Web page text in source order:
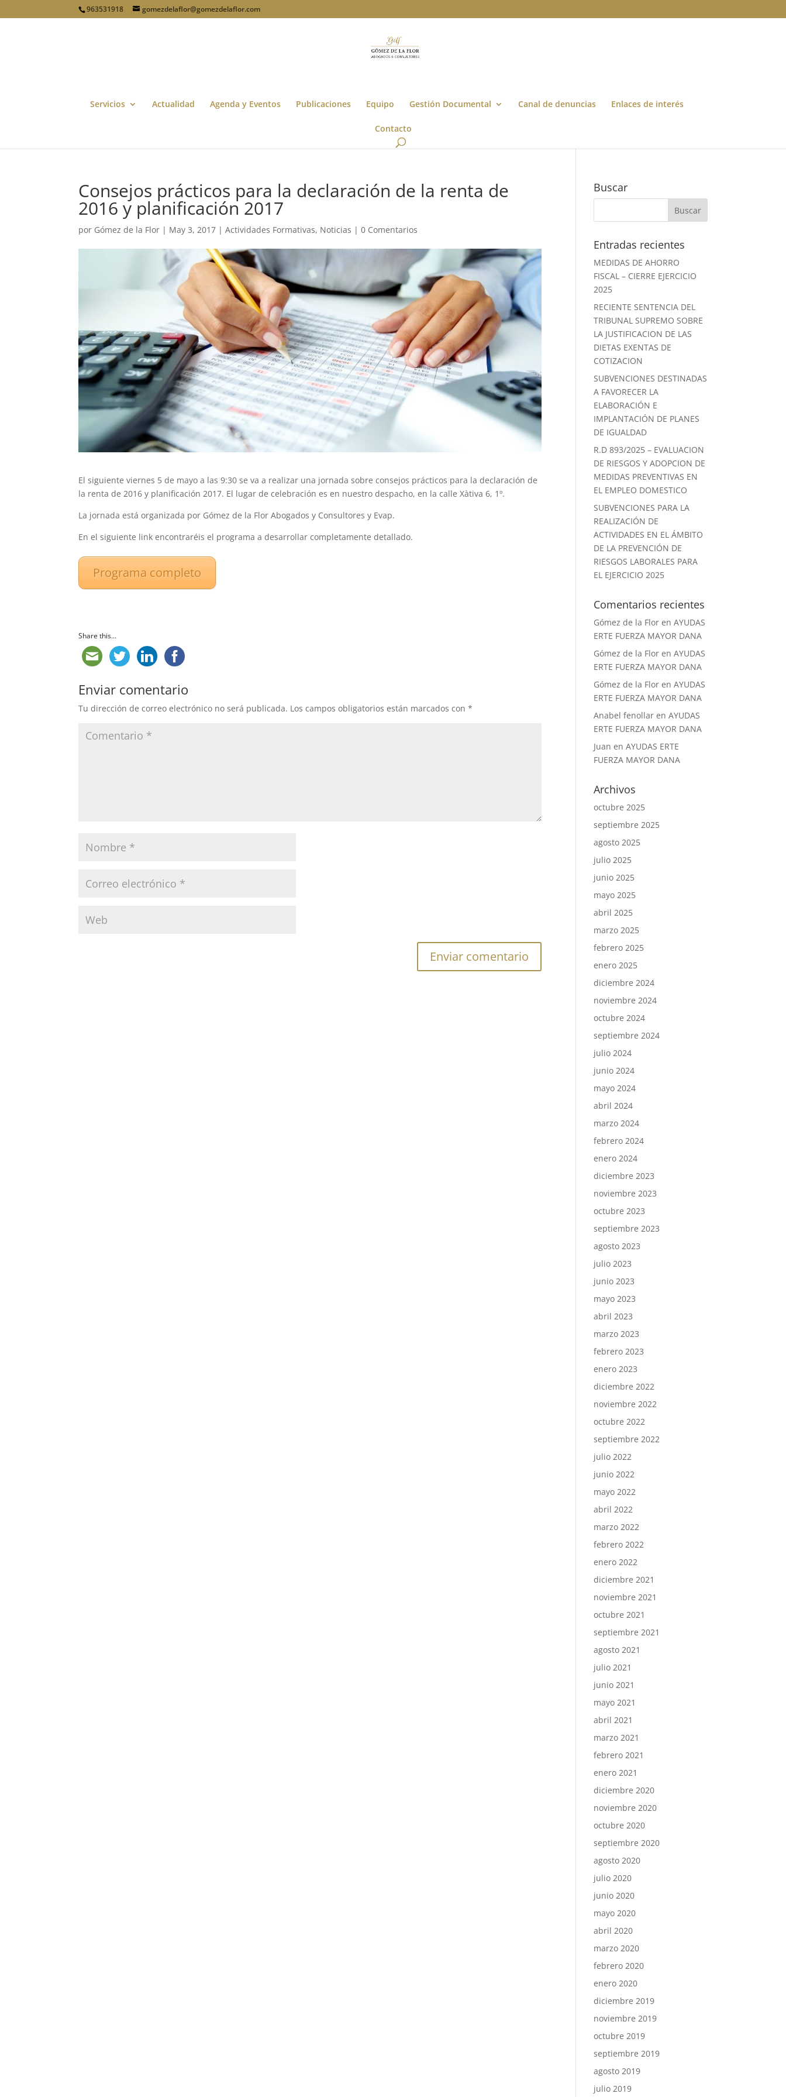
963531918 gomezdelaflor@gomezdelaflor.com
Servicios Actualidad Agenda y Eventos Publicaciones Equipo Gestión Documental Canal de denuncias Enlaces de interés
Contacto
Consejos prácticos para la declaración de la renta de
2016 y planificación 2017
por Gómez de la Flor | May 3, 2017 |Actividades Formativas, Noticias |0 Comentarios
El siguiente viernes 5 de mayo a las 9:30 se va a realizar una jornada sobre consejos prácticos para la declaración de
la renta de 2016 y planificación 2017. El lugar de celebración es en nuestro despacho, en la calle Xàtiva 6, 1º.
La jornada está organizada por Gómez de la Flor Abogados y Consultores y Evap.
En el siguiente link encontraréis el programa a desarrollar completamente detallado.
Programa completo
Share this...
Enviar comentario
Tu dirección de correo electrónico no será publicada. Los campos obligatorios están marcados con*
Buscar
Entradas recientes
MEDIDAS DE AHORRO
FISCAL – CIERRE EJERCICIO
2025
RECIENTE SENTENCIA DEL
TRIBUNAL SUPREMO SOBRE
LA JUSTIFICACION DE LAS
DIETAS EXENTAS DE
COTIZACION
SUBVENCIONES DESTINADAS
A FAVORECER LA
ELABORACIÓN E
IMPLANTACIÓN DE PLANES
DE IGUALDAD
R.D 893/2025 – EVALUACION
DE RIESGOS Y ADOPCION DE
MEDIDAS PREVENTIVAS EN
EL EMPLEO DOMESTICO
SUBVENCIONES PARA LA
REALIZACIÓN DE
ACTIVIDADES EN EL ÁMBITO
DE LA PREVENCIÓN DE
RIESGOS LABORALES PARA
EL EJERCICIO 2025
Comentarios recientes
Gómez de la Flor enAYUDAS
ERTE FUERZA MAYOR DANA
Gómez de la Flor enAYUDAS
ERTE FUERZA MAYOR DANA
Gómez de la Flor enAYUDAS
ERTE FUERZA MAYOR DANA
Anabel fenollar enAYUDAS
ERTE FUERZA MAYOR DANA
Juan enAYUDAS ERTE
FUERZA MAYOR DANA
Archivos
octubre 2025
septiembre 2025
agosto 2025
julio 2025
junio 2025
mayo 2025
abril 2025
marzo 2025
febrero 2025
enero 2025
diciembre 2024
noviembre 2024
octubre 2024
septiembre 2024
julio 2024
junio 2024
mayo 2024
abril 2024
marzo 2024
febrero 2024
enero 2024
diciembre 2023
noviembre 2023
octubre 2023
septiembre 2023
agosto 2023
julio 2023
junio 2023
mayo 2023
abril 2023
marzo 2023
febrero 2023
enero 2023
diciembre 2022
noviembre 2022
octubre 2022
septiembre 2022
julio 2022
junio 2022
mayo 2022
abril 2022
marzo 2022
febrero 2022
enero 2022
diciembre 2021
noviembre 2021
octubre 2021
septiembre 2021
agosto 2021
julio 2021
junio 2021
mayo 2021
abril 2021
marzo 2021
febrero 2021
enero 2021
diciembre 2020
noviembre 2020
octubre 2020
septiembre 2020
agosto 2020
julio 2020
junio 2020
mayo 2020
abril 2020
marzo 2020
febrero 2020
enero 2020
diciembre 2019
noviembre 2019
octubre 2019
septiembre 2019
agosto 2019
julio 2019